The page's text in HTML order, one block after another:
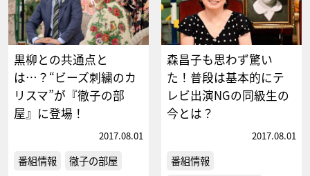
黒柳との共通点と
は…？“ビーズ刺繍のカ
リスマ”が『徹子の部
屋』に登場！
2017.08.01
番組情報 徹子の部屋
森昌子も思わず驚い
た！普段は基本的にテ
レビ出演NGの同級生の
今とは？
2017.08.01
番組情報